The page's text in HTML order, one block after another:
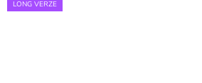
LONG VERZE